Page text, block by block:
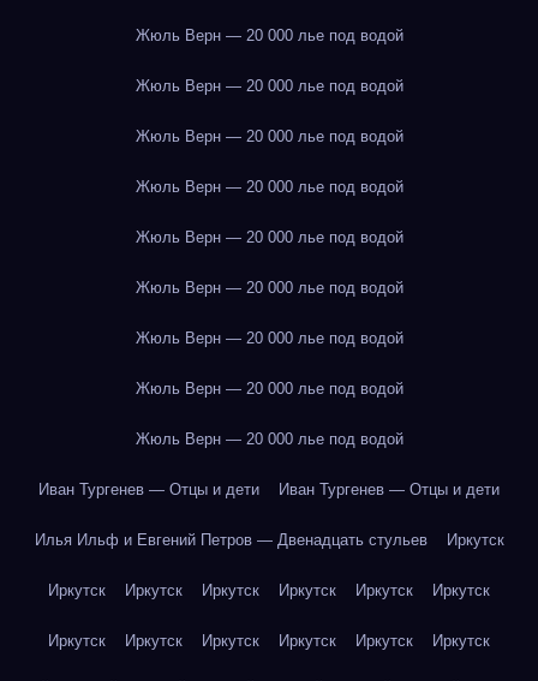
Жюль Верн — 20 000 лье под водой
Жюль Верн — 20 000 лье под водой
Жюль Верн — 20 000 лье под водой
Жюль Верн — 20 000 лье под водой
Жюль Верн — 20 000 лье под водой
Жюль Верн — 20 000 лье под водой
Жюль Верн — 20 000 лье под водой
Жюль Верн — 20 000 лье под водой
Жюль Верн — 20 000 лье под водой
Иван Тургенев — Отцы и дети Иван Тургенев — Отцы и дети
Илья Ильф и Евгений Петров — Двенадцать стульев Иркутск
Иркутск Иркутск Иркутск Иркутск Иркутск Иркутск
Иркутск Иркутск Иркутск Иркутск Иркутск Иркутск